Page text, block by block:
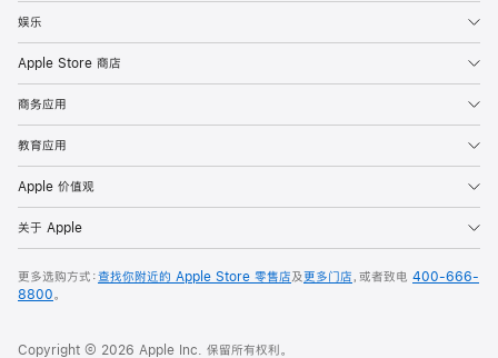
娱乐
Apple Store 商店
商务应用
教育应用
Apple 价值观
关于 Apple
更多选购方式：查找你附近的 Apple Store 零售店及更多门店，或者致电 400-666-
8800。
Copyright © 2026 Apple Inc. 保留所有权利。